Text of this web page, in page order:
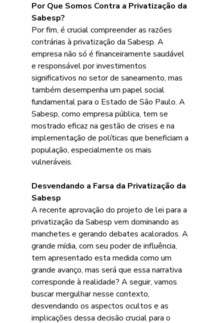
Por Que Somos Contra a Privatização da
Sabesp?
Por fim, é crucial compreender as razões
contrárias à privatização da Sabesp. A
empresa não só é financeiramente saudável
e responsável por investimentos
significativos no setor de saneamento, mas
também desempenha um papel social
fundamental para o Estado de São Paulo. A
Sabesp, como empresa pública, tem se
mostrado eficaz na gestão de crises e na
implementação de políticas que beneficiam a
população, especialmente os mais
vulneráveis.
Desvendando a Farsa da Privatização da
Sabesp
A recente aprovação do projeto de lei para a
privatização da Sabesp vem dominando as
manchetes e gerando debates acalorados. A
grande mídia, com seu poder de influência,
tem apresentado esta medida como um
grande avanço, mas será que essa narrativa
corresponde à realidade? A seguir, vamos
buscar mergulhar nesse contexto,
desvendando os aspectos ocultos e as
implicações dessa decisão crucial para o